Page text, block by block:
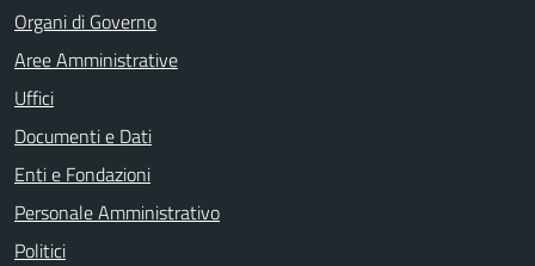
Organi di Governo
Aree Amministrative
Uffici
Documenti e Dati
Enti e Fondazioni
Personale Amministrativo
Politici